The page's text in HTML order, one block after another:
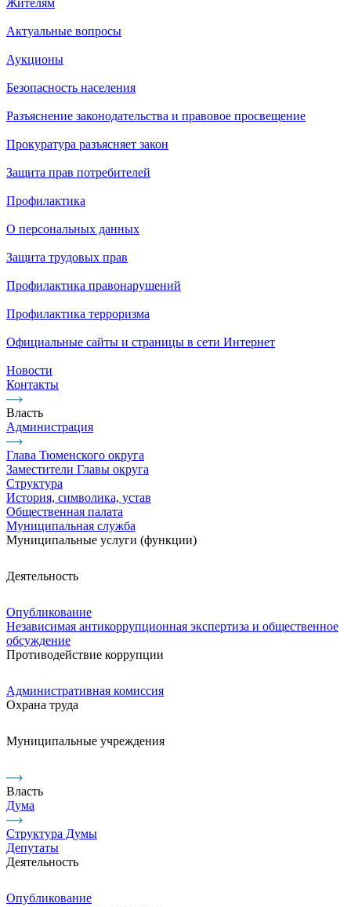
Жителям
Актуальные вопросы
Аукционы
Безопасность населения
Разъяснение законодательства и правовое просвещение
Прокуратура разъясняет закон
Защита прав потребителей
Профилактика
О персональных данных
Защита трудовых прав
Профилактика правонарушений
Профилактика терроризма
Официальные сайты и страницы в сети Интернет
Новости
Контакты
Власть
Администрация
Глава Тюменского округа
Заместители Главы округа
Структура
История, символика, устав
Общественная палата
Муниципальная служба
Муниципальные услуги (функции)
Деятельность
Опубликование
Независимая антикоррупционная экспертиза и общественное
обсуждение
Противодействие коррупции
Административная комиссия
Охрана труда
Муниципальные учреждения
Власть
Дума
Структура Думы
Депутаты
Деятельность
Опубликование